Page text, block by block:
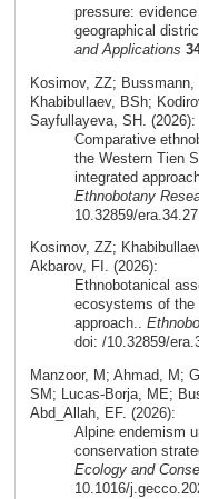
pressure:
geographical
and Applications
Kosimov, ZZ;
Khabibullaev, BSh;
Sayfullayeva, SH. (2026):
Comparative
the Western Tien
integrated
Ethnobotany
10.32859/
Kosimov, ZZ;
Akbarov, FI. (2026):
Ethnobotanical
ecosystems of the
approach..
doi: /10.32859/
Manzoor, M; Ahmad, M;
SM; Lucas-Borja, ME;
Abd_Allah, EF. (2026):
Alpine endemism
conservation
Ecology and
10.1016/